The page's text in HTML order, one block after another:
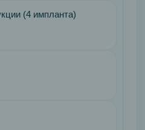
(4 импланта)